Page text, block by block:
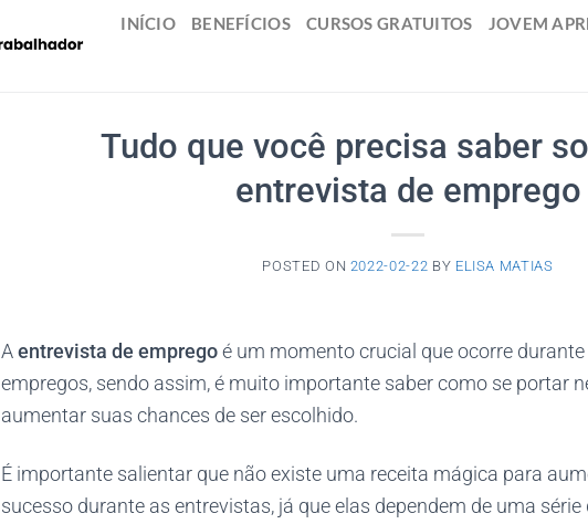
INÍCIO BENEFÍCIOS CURSOS GRATUITOS JOVEM
Tudo que você precisa saber
entrevista de emprego
POSTED ON 2022-02-22 BY ELISA MATIAS
Aentrevista de empregoé um momento crucial que ocorre
empregos, sendo assim, é muito importante saber como se portar
aumentar suas chances de ser escolhido.
É importante salientar que não existe uma receita mágica para
sucesso durante as entrevistas, já que elas dependem de uma